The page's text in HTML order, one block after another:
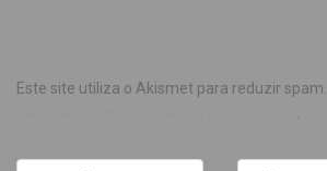
Este site utiliza o Akismet para reduzir spam.
.